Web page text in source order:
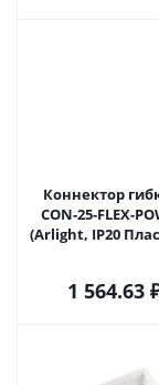
Коннектор
CON-25-FLEX-
(Arlight, IP20
1 564.63